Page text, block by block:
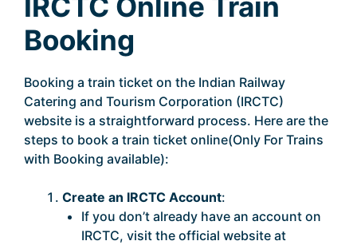
Booking
Booking a train ticket on the Indian Railway
Catering and Tourism Corporation (IRCTC)
website is a straightforward process. Here are the
steps to book a train ticket online(Only For Trains
with Booking available):
Create an IRCTC Account:
If you don’t already have an account on
IRCTC, visit the official website at